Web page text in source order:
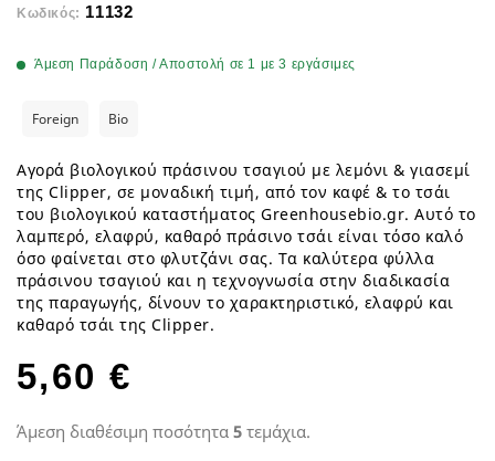
Κωδικός: 11132
Άμεση Παράδοση / Αποστολή σε 1 με 3 εργάσιμες
Foreign Bio
Αγορά βιολογικού πράσινου τσαγιού με λεμόνι & γιασεμί
της Clipper, σε μοναδική τιμή, από τον καφέ & το τσάι
του βιολογικού καταστήματος Greenhousebio.gr. Αυτό το
λαμπερό, ελαφρύ, καθαρό πράσινο τσάι είναι τόσο καλό
όσο φαίνεται στο φλυτζάνι σας. Τα καλύτερα φύλλα
πράσινου τσαγιού και η τεχνογνωσία στην διαδικασία
της παραγωγής, δίνουν το χαρακτηριστικό, ελαφρύ και
καθαρό τσάι της Clipper.
5,60 €
Άμεση διαθέσιμη ποσότητα 5 τεμάχια.